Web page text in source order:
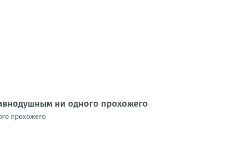
ни одного прохожего
прохожего